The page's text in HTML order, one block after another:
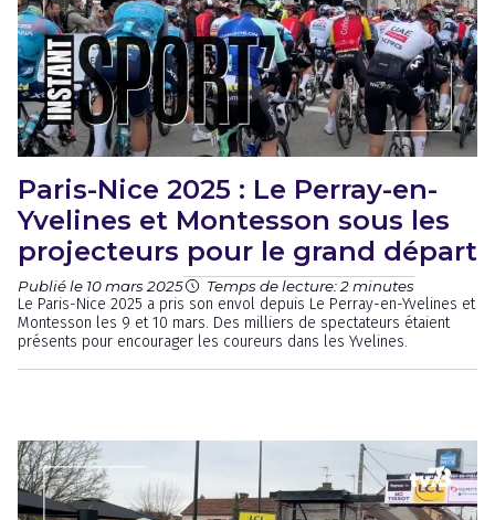
Paris-Nice 2025 : Le Perray-en-
Yvelines et Montesson sous les
projecteurs pour le grand départ
Publié le 10 mars 2025 Temps de lecture: 2 minutes
Le Paris-Nice 2025 a pris son envol depuis Le Perray-en-Yvelines et
Montesson les 9 et 10 mars. Des milliers de spectateurs étaient
présents pour encourager les coureurs dans les Yvelines.